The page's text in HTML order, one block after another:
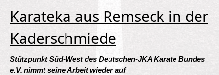
Karateka aus Remseck in der
Kaderschmiede
Stützpunkt Süd-West des Deutschen-JKA Karate Bundes
e.V. nimmt seine Arbeit wieder auf